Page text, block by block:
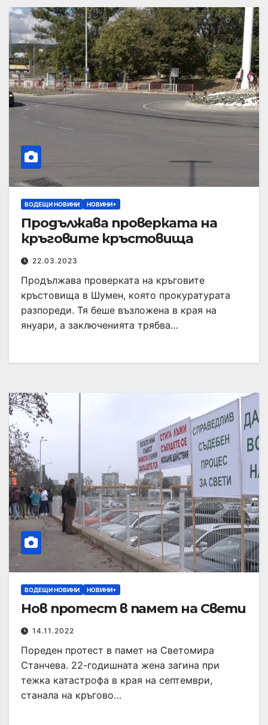
ВОДЕЩИ НОВИНИ НОВИНИ+
Продължава проверката на
кръговите кръстовища
22.03.2023
Продължава проверката на кръговите
кръстовища в Шумен, която прокуратурата
разпореди. Тя беше възложена в края на
януари, а заключенията трябва…
ВОДЕЩИ НОВИНИ НОВИНИ+
Нов протест в памет на Свети
14.11.2022
Пореден протест в памет на Светомира
Станчева. 22-годишната жена загина при
тежка катастрофа в края на септември,
станала на кръгово…